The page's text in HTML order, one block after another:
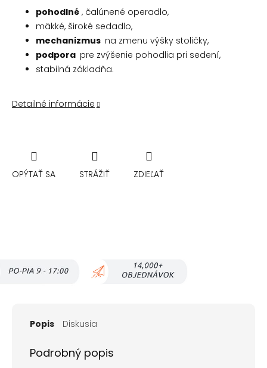
pohodlné , čalúnené operadlo,
mäkké, široké sedadlo,
mechanizmus na zmenu výšky stoličky,
podpora pre zvýšenie pohodlia pri sedení,
stabilná základňa.
Detailné informácie
OPÝTAŤ SA STRÁŽIŤ ZDIEĽAŤ
Popis Diskusia
Podrobný popis